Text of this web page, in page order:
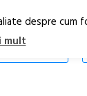
despre
mult